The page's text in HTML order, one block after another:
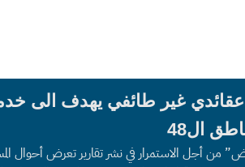
غير طائفي يهدف الى
ال48
من أجل الاستمرار في نشر تقارير تعرض أحوال